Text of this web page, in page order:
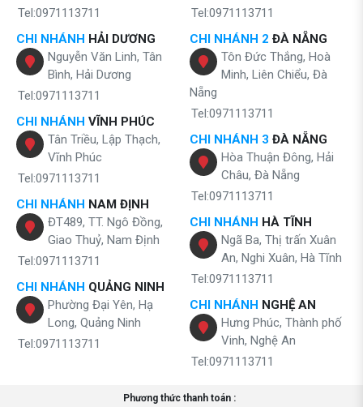
Tel:0971113711
CHI NHÁNH HẢI DƯƠNG
Nguyễn Văn Linh, Tân
Bình, Hải Dương
Tel:0971113711
CHI NHÁNH VĨNH PHÚC
Tân Triều, Lập Thạch,
Vĩnh Phúc
Tel:0971113711
CHI NHÁNH NAM ĐỊNH
ĐT489, TT. Ngô Đồng,
Giao Thuỷ, Nam Định
Tel:0971113711
CHI NHÁNH QUẢNG NINH
Phường Đại Yên, Hạ
Long, Quảng Ninh
Tel:0971113711
Tel:0971113711
CHI NHÁNH 2 ĐÀ NẴNG
Tôn Đức Thắng, Hoà
Minh, Liên Chiểu, Đà
Nẵng
Tel:0971113711
CHI NHÁNH 3 ĐÀ NẴNG
Hòa Thuận Đông, Hải
Châu, Đà Nẵng
Tel:0971113711
CHI NHÁNH HÀ TĨNH
Ngã Ba, Thị trấn Xuân
An, Nghi Xuân, Hà Tĩnh
Tel:0971113711
CHI NHÁNH NGHỆ AN
Hưng Phúc, Thành phố
Vinh, Nghệ An
Tel:0971113711
Phương thức thanh toán :